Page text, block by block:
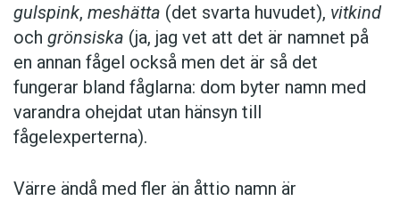
gulspink, meshätta (det svarta huvudet), vitkind
och grönsiska (ja, jag vet att det är namnet på
en ­annan fågel också men det är så det
fungerar bland fåglarna: dom byter namn med
var­andra ohejdat utan hänsyn till
fågelexperterna).
Värre ändå med fler än åttio namn är